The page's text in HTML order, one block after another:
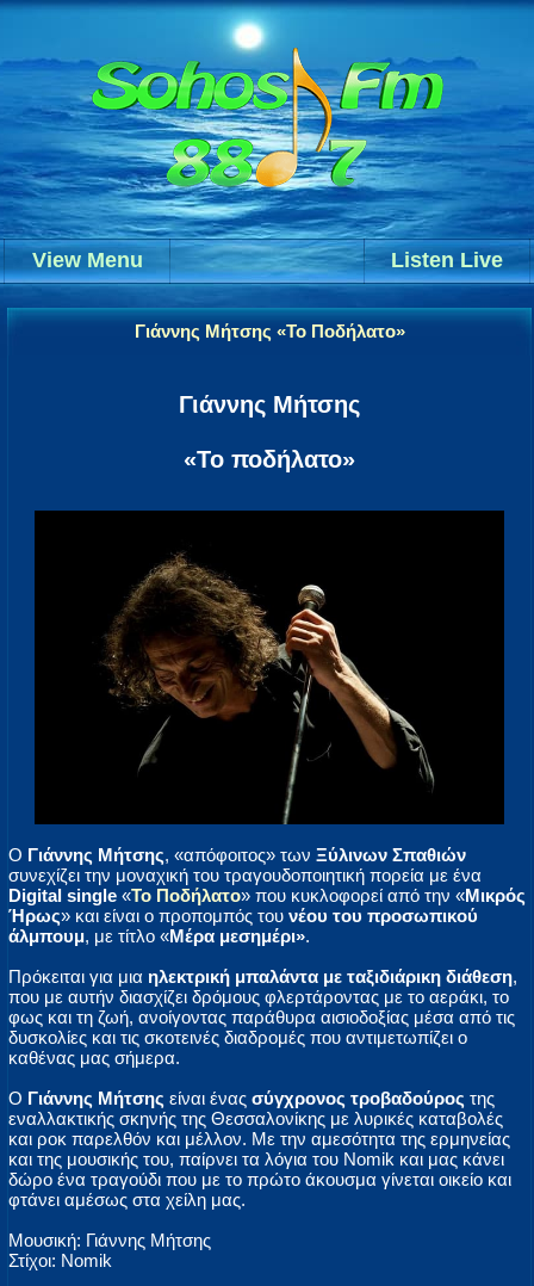
Listen Live
View Menu
Γιάννης Μήτσης «Το Ποδήλατο»
Γιάννης Μήτσης
«Το ποδήλατο»
Ο Γιάννης Μήτσης, «απόφοιτος» των Ξύλινων Σπαθιών
συνεχίζει την μοναχική του τραγουδοποιητική πορεία με ένα
Digital single «Το Ποδήλατο» που κυκλοφορεί από την «Μικρός
Ήρως» και είναι ο προπομπός του νέου του προσωπικού
άλμπουμ, με τίτλο «Μέρα μεσημέρι».
Πρόκειται για μια ηλεκτρική μπαλάντα με ταξιδιάρικη διάθεση,
που με αυτήν διασχίζει δρόμους φλερτάροντας με το αεράκι, το
φως και τη ζωή, ανοίγοντας παράθυρα αισιοδοξίας μέσα από τις
δυσκολίες και τις σκοτεινές διαδρομές που αντιμετωπίζει ο
καθένας μας σήμερα.
Ο Γιάννης Μήτσης είναι ένας σύγχρονος τροβαδούρος της
εναλλακτικής σκηνής της Θεσσαλονίκης με λυρικές καταβολές
και ροκ παρελθόν και μέλλον. Με την αμεσότητα της ερμηνείας
και της μουσικής του, παίρνει τα λόγια του Nomik και μας κάνει
δώρο ένα τραγούδι που με το πρώτο άκουσμα γίνεται οικείο και
φτάνει αμέσως στα χείλη μας.
Μουσική: Γιάννης Μήτσης
Στίχοι: Nomik